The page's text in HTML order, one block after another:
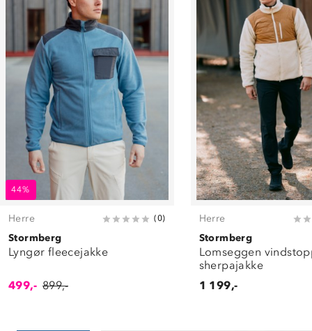
44%
Herre (0)
Stormberg
Lyngør fleecejakke
499,- 899,-
Herre
Stormberg
Lomseggen
sherpajakke
1 199,-